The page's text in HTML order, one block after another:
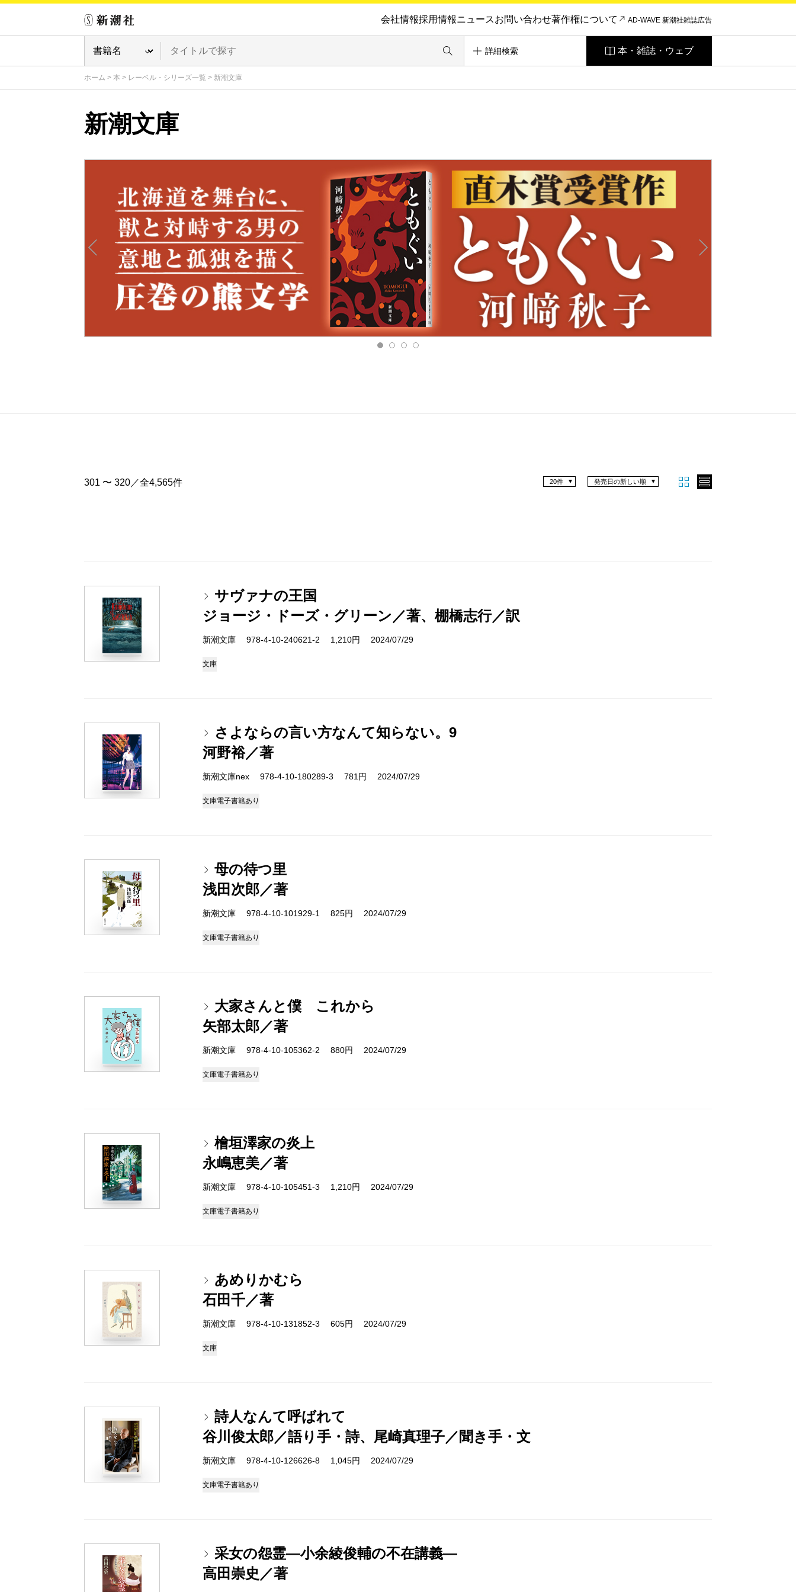
会社情報採用情報ニュースお問い合わせ著作権について AD-WAVE 新潮社雑誌広告
詳細検索 本・雑誌・ウェブ
ホーム > 本 > レーベル・シリーズ一覧 > 新潮文庫
新潮文庫
301 〜 320／全4,565件 発売日の新しい順
20件
サヴァナの王国
ジョージ・ドーズ・グリーン／著、棚橋志行／訳
新潮文庫 978-4-10-240621-2 1,210円 2024/07/29
文庫
さよならの言い方なんて知らない。9
河野裕／著
新潮文庫nex 978-4-10-180289-3 781円 2024/07/29
文庫電子書籍あり
母の待つ里
浅田次郎／著
新潮文庫 978-4-10-101929-1 825円 2024/07/29
文庫電子書籍あり
大家さんと僕 これから
矢部太郎／著
新潮文庫 978-4-10-105362-2 880円 2024/07/29
文庫電子書籍あり
檜垣澤家の炎上
永嶋恵美／著
新潮文庫 978-4-10-105451-3 1,210円 2024/07/29
文庫電子書籍あり
あめりかむら
石田千／著
新潮文庫 978-4-10-131852-3 605円 2024/07/29
文庫
詩人なんて呼ばれて
谷川俊太郎／語り手・詩、尾崎真理子／聞き手・文
新潮文庫 978-4-10-126626-8 1,045円 2024/07/29
文庫電子書籍あり
采女の怨霊―小余綾俊輔の不在講義―
高田崇史／著